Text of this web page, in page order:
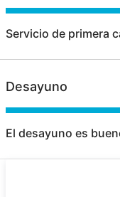
Servicio de primera
Desayuno
El desayuno es